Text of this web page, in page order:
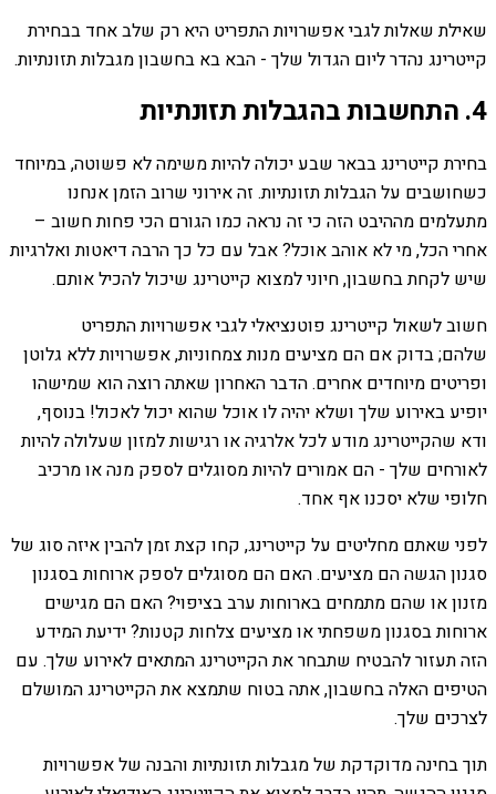
שאילת שאלות לגבי אפשרויות התפריט היא רק שלב אחד בבחירת
קייטרינג נהדר ליום הגדול שלך - הבא בא בחשבון מגבלות תזונתיות.
4. התחשבות בהגבלות תזונתיות
בחירת קייטרינג בבאר שבע יכולה להיות משימה לא פשוטה, במיוחד
כשחושבים על הגבלות תזונתיות. זה אירוני שרוב הזמן אנחנו
מתעלמים מההיבט הזה כי זה נראה כמו הגורם הכי פחות חשוב –
אחרי הכל, מי לא אוהב אוכל? אבל עם כל כך הרבה דיאטות ואלרגיות
שיש לקחת בחשבון, חיוני למצוא קייטרינג שיכול להכיל אותם.
חשוב לשאול קייטרינג פוטנציאלי לגבי אפשרויות התפריט
שלהם; בדוק אם הם מציעים מנות צמחוניות, אפשרויות ללא גלוטן
ופריטים מיוחדים אחרים. הדבר האחרון שאתה רוצה הוא שמישהו
יופיע באירוע שלך ושלא יהיה לו אוכל שהוא יכול לאכול! בנוסף,
ודא שהקייטרינג מודע לכל אלרגיה או רגישות למזון שעלולה להיות
לאורחים שלך - הם אמורים להיות מסוגלים לספק מנה או מרכיב
חלופי שלא יסכנו אף אחד.
לפני שאתם מחליטים על קייטרינג, קחו קצת זמן להבין איזה סוג של
סגנון הגשה הם מציעים. האם הם מסוגלים לספק ארוחות בסגנון
מזנון או שהם מתמחים בארוחות ערב בציפוי? האם הם מגישים
ארוחות בסגנון משפחתי או מציעים צלחות קטנות? ידיעת המידע
הזה תעזור להבטיח שתבחר את הקייטרינג המתאים לאירוע שלך. עם
הטיפים האלה בחשבון, אתה בטוח שתמצא את הקייטרינג המושלם
לצרכים שלך.
תוך בחינה מדוקדקת של מגבלות תזונתיות והבנה של אפשרויות